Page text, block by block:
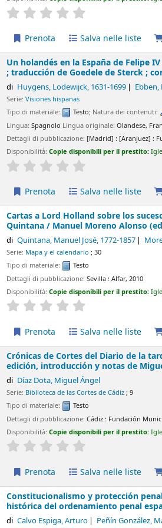
la España de Felipe IV : diario del
Sterck ; con la colaboración de
, 1631-1699 Ebben, Maurits
Testo; Natura dei contenuti:
Lingua originale:Olandese, Francese
[Madrid] : [Aranjuez] : Fundación Carlos de
disponibili per il prestito:Iglesia Nacional
Average : 0.0 out of 5 stars
Holland sobre los sucesos políticos
(ed.)
José, 1772-1857 Moreno Alonso,
; 30
Testo
Sevilla : Alfar,
2010
disponibili per il prestito:Iglesia Nacional
Average : 0.0 out of 5 stars
del Diario de la tarde en el
y notas de Miguel Ángel Díaz Dota.
Ángel
las Cortes de Cádiz; 9
Testo
Cádiz : Fundación Municipal de Cultura,
disponibili per il prestito:Iglesia Nacional
Average : 0.0 out of 5 stars
y protección penal del
penal español /Arturo Calvo Espiga,
Arturo Peñín González, María Adoración
(Civitas-Thomson Reuters)